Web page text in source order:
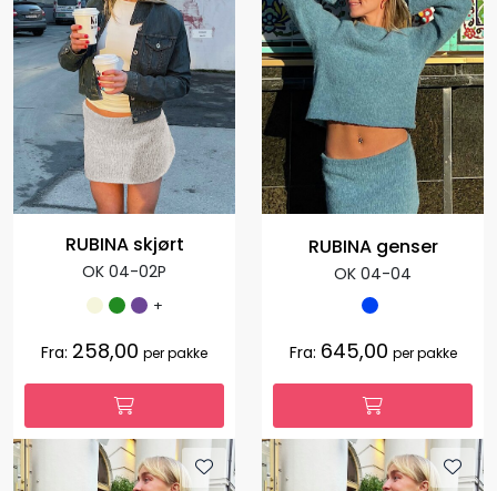
RUBINA skjørt
OK 04-02P
+
Fra: 258,00 per pakke
RUBINA genser
OK 04-04
Fra: 645,00 per pakke